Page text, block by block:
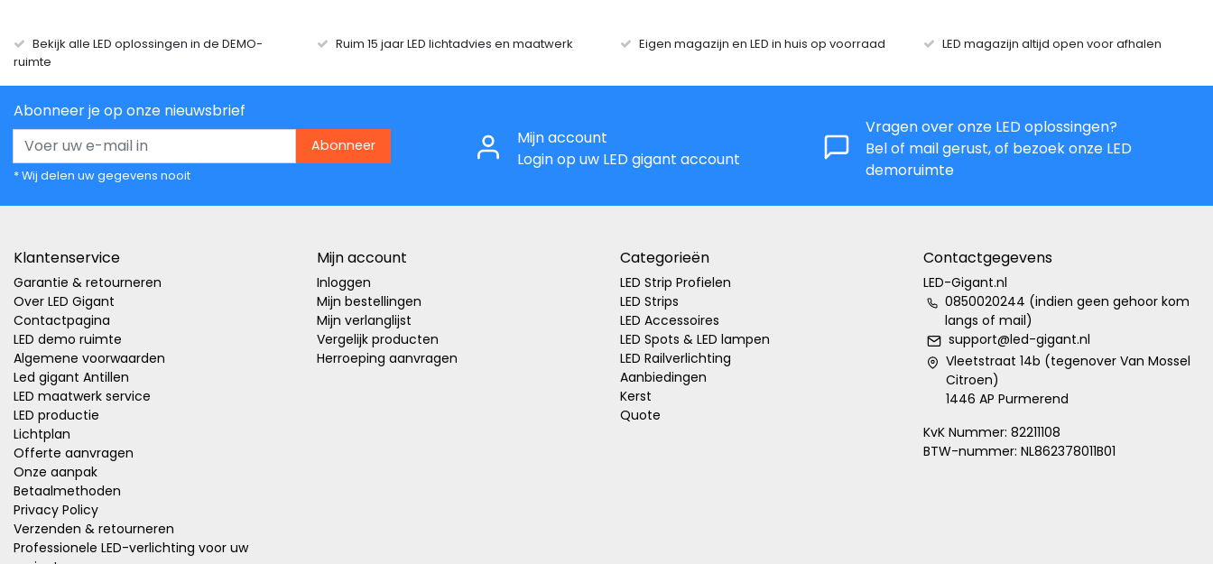
Bekijk alle LED oplossingen in de DEMO-
ruimte
Ruim 15 jaar LED lichtadvies en maatwerk Eigen magazijn en LED in huis op voorraad LED magazijn altijd open voor afhalen
Abonneer je op onze nieuwsbrief
Abonneer
* Wij delen uw gegevens nooit
Mijn account
Login op uw LED gigant account
Vragen over onze LED oplossingen?
Bel of mail gerust, of bezoek onze LED
demoruimte
Klantenservice
Garantie & retourneren
Over LED Gigant
Contactpagina
LED demo ruimte
Algemene voorwaarden
Led gigant Antillen
LED maatwerk service
LED productie
Lichtplan
Offerte aanvragen
Onze aanpak
Betaalmethoden
Privacy Policy
Verzenden & retourneren
Professionele LED-verlichting voor uw
Mijn account
Inloggen
Mijn bestellingen
Mijn verlanglijst
Vergelijk producten
Herroeping aanvragen
Categorieën
LED Strip Profielen
LED Strips
LED Accessoires
LED Spots & LED lampen
LED Railverlichting
Aanbiedingen
Kerst
Quote
Contactgegevens
LED-Gigant.nl
0850020244 (indien geen gehoor kom
langs of mail)
support@led-gigant.nl
Vleetstraat 14b (tegenover Van Mossel
Citroen)
1446 AP Purmerend
KvK Nummer: 82211108
BTW-nummer: NL862378011B01